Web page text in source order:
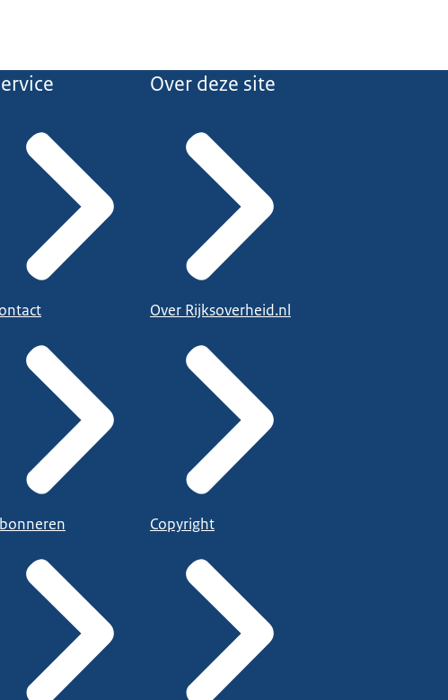
Over deze site
Over Rijksoverheid.nl
Copyright